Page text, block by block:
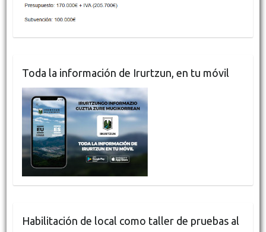
Toda la información de Irurtzun, en tu móvil
Habilitación de local como taller de pruebas al